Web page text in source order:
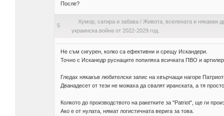
После?
5
Хумор, сатира и забава / Живота, вселената и някакви
украинска война от 2022-2029 год.
Не съм сигурен, колко са ефективни и срещу Искандери.
Точно с Исканедр руснаците попиляха всичката ПВО и
Гледах някакъв любителски запис на хвърчащи нагоре
Дванадесет от тези не можаха да свалят иранската, а тя
Колкото до производството на ракетките за "Patriot", ще ги
Ако е от нулата, нямат логистичната верига за това.